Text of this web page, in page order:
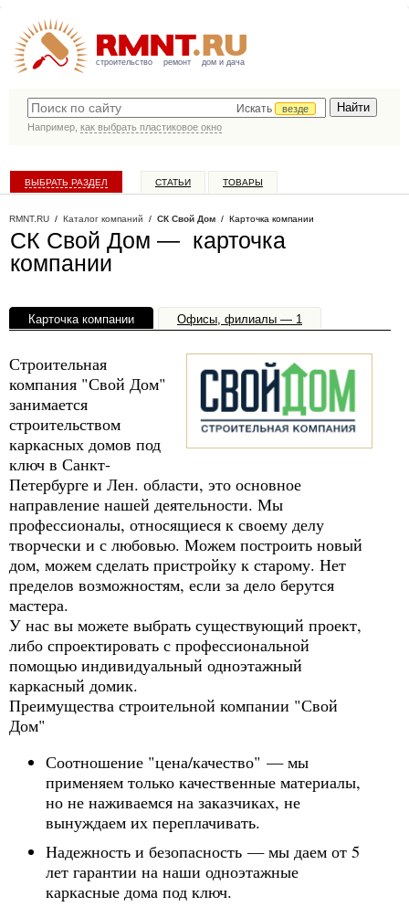
строительство ремонт дом и дача
Искать
везде
Например, как выбрать пластиковое окно
ВЫБРАТЬ РАЗДЕЛ СТАТЬИ ТОВАРЫ
RMNT.RU / Каталог компаний / СК Свой Дом / Карточка компании
СК Свой Дом — карточка
компании
Карточка компании Офисы, филиалы — 1
Строительная
компания "Свой Дом"
занимается
строительством
каркасных домов под
ключ в Санкт-
Петербурге и Лен. области, это основное
направление нашей деятельности. Мы
профессионалы, относящиеся к своему делу
творчески и с любовью. Можем построить новый
дом, можем сделать пристройку к старому. Нет
пределов возможностям, если за дело берутся
мастера.
У нас вы можете выбрать существующий проект,
либо спроектировать с профессиональной
помощью индивидуальный одноэтажный
каркасный домик.
Преимущества строительной компании "Свой
Дом"
Соотношение "цена/качество" — мы
применяем только качественные материалы,
но не наживаемся на заказчиках, не
вынуждаем их переплачивать.
Надежность и безопасность — мы даем от 5
лет гарантии на наши одноэтажные
каркасные дома под ключ.